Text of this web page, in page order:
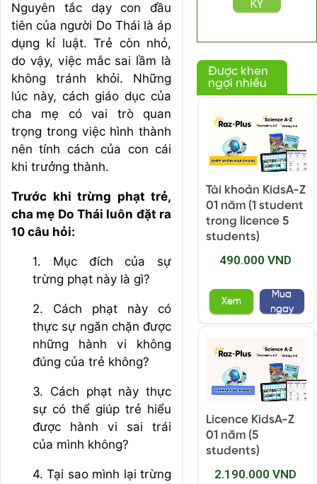
Nguyên tắc dạy con đầu
tiên của người Do Thái là áp
dụng kỉ luật. Trẻ còn nhỏ,
do vậy, việc mắc sai lầm là
không tránh khỏi. Những
lúc này, cách giáo dục của
cha mẹ có vai trò quan
trọng trong việc hình thành
nên tính cách của con cái
khi trưởng thành.
Trước khi trừng phạt trẻ,
cha mẹ Do Thái luôn đặt ra
10 câu hỏi:
1. Mục đích của sự
trừng phạt này là gì?
2. Cách phạt này có
thực sự ngăn chặn được
những hành vi không
đúng của trẻ không?
3. Cách phạt này thực
sự có thể giúp trẻ hiểu
được hành vi sai trái
của mình không?
4. Tại sao mình lại trừng
Được khen
ngợi nhiều
Tài khoản KidsA-Z
01 năm (1 student
trong licence 5
students)
490.000 VND
Xem
Mua
ngay
Licence KidsA-Z
01 năm (5
students)
2.190.000 VND